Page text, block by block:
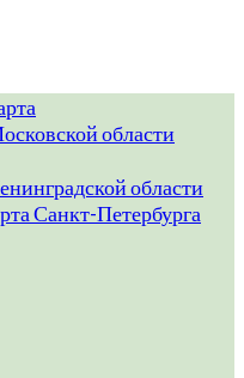
области
области
Санкт-Петербурга